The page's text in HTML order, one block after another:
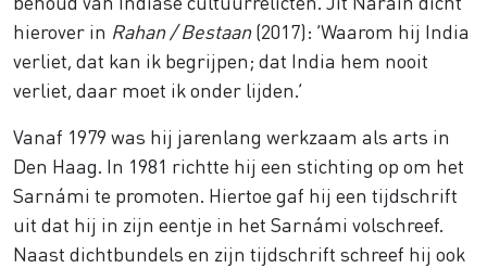
hierover in Rahan / Bestaan(2017): ‘Waarom hij India
verliet, dat kan ik begrijpen; dat India hem nooit
verliet, daar moet ik onder lijden.’
Vanaf 1979 was hij jarenlang werkzaam als arts in
Den Haag. In 1981 richtte hij een stichting op om het
Sarnámi te promoten. Hiertoe gaf hij een tijdschrift
uit dat hij in zijn eentje in het Sarnámi volschreef.
Naast dichtbundels en zijn tijdschrift schreef hij ook